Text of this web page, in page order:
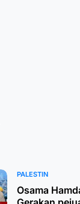
PALESTIN
Osama